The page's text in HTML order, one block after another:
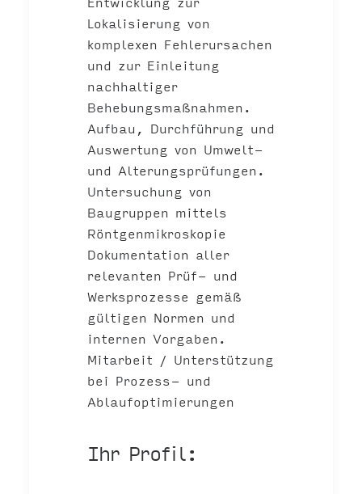
Lokalisierung von
komplexen Fehlerursachen
und zur Einleitung
nachhaltiger
Behebungsmaßnahmen.
Aufbau, Durchführung und
Auswertung von Umwelt-
und Alterungsprüfungen.
Untersuchung von
Baugruppen mittels
Röntgenmikroskopie
Dokumentation aller
relevanten Prüf- und
Werksprozesse gemäß
gültigen Normen und
internen Vorgaben.
Mitarbeit / Unterstützung
bei Prozess- und
Ablaufoptimierungen
Ihr Profil: